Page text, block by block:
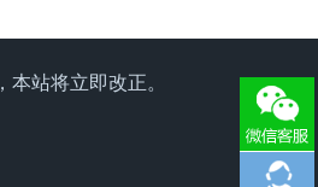
，本站将立即改正。